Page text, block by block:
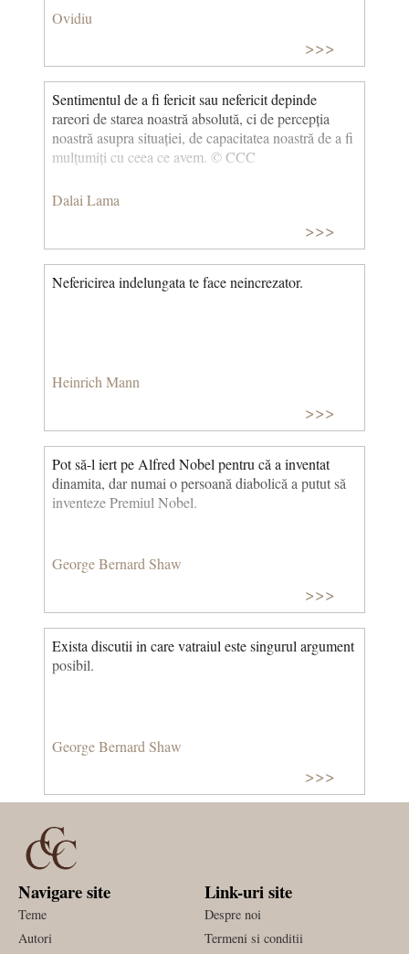
Ovidiu
>>>
Sentimentul de a fi fericit sau nefericit depinde
rareori de starea noastră absolută, ci de percepția
noastră asupra situației, de capacitatea noastră de a fi
mulțumiți cu ceea ce avem. © CCC
Dalai Lama
>>>
Nefericirea indelungata te face neincrezator.
Heinrich Mann
>>>
Pot să-l iert pe Alfred Nobel pentru că a inventat
dinamita, dar numai o persoană diabolică a putut să
inventeze Premiul Nobel.
George Bernard Shaw
>>>
Exista discutii in care vatraiul este singurul argument
posibil.
George Bernard Shaw
>>>
Navigare site
Teme
Autori
Link-uri site
Despre noi
Termeni si conditii